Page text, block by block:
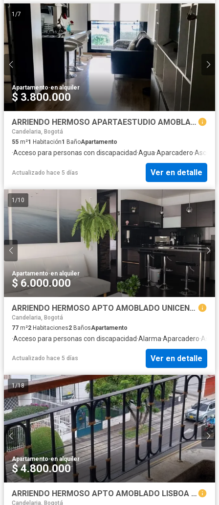
1 /7
Apartamento·en alquiler
$ 3.800.000
ARRIENDO HERMOSO APARTAESTUDIO AMOBLADO
Candelaria, Bogotá
55 m²1 Habitación1 BañoApartamento
·Acceso para personas con discapacidad·Agua·Aparcadero·
Actualizado hace 5 días Ver en detalle
1 /10
Apartamento·en alquiler
$ 6.000.000
ARRIENDO HERMOSO APTO AMOBLADO UNICENTRO
Candelaria, Bogotá
77 m²2 Habitaciones2 BañosApartamento
·Acceso para personas con discapacidad·Alarma·Aparcadero·
Actualizado hace 5 días Ver en detalle
1/18
Apartamento·en alquiler
$ 4.800.000
ARRIENDO HERMOSO APTO AMOBLADO LISBOA CEDRITOS
Candelaria, Bogotá